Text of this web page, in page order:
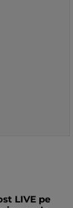
LIVE pe